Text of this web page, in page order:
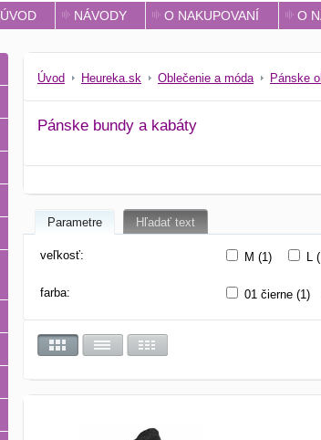
ÚVOD NÁVODY O NAKUPOVANÍ O
Úvod Heureka.sk Oblečenie a móda Pánske
Pánske bundy a kabáty
Parametre Hľadať text
veľkosť: M (1) L
farba: 01 čierne (1)